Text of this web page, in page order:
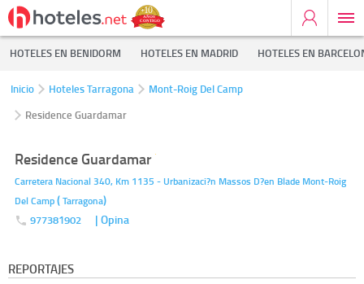
HOTELES EN BENIDORM HOTELES EN MADRID HOTELES EN
Inicio Hoteles Tarragona
Mont-Roig Del Camp
Residence Guardamar
Residence Guardamar
Carretera Nacional 340, Km 1135 - Urbanizaci?n Massos D?en Blade Mont-Roig
Del Camp(Tarragona)
977381902 | Opina
REPORTAJES